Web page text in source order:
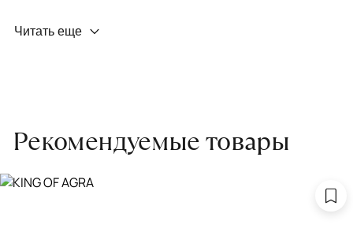
Профилактика износа
заборе ковра экспертом либо привозите его в салон.
Читать еще
Рекомендуемые товары